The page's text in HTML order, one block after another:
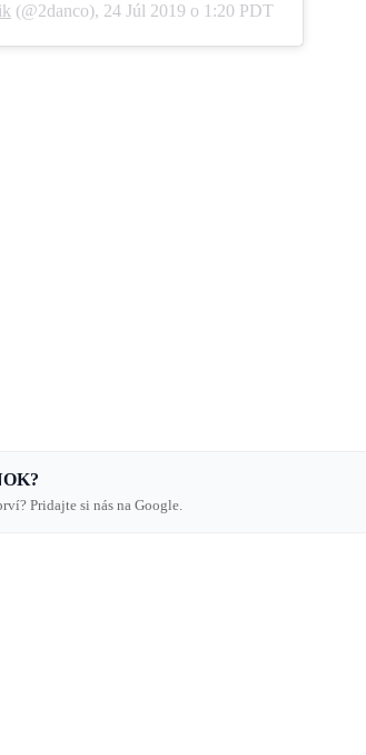
(@2danco), 24 Júl 2019 o 1:20 PDT
Pridajte si nás na Google.